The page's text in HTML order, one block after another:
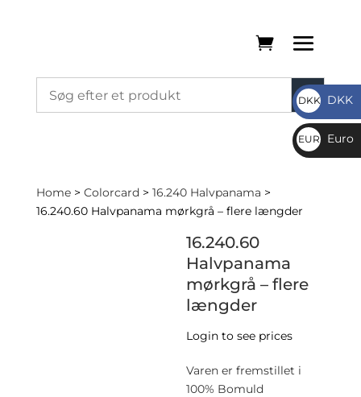
Home> Colorcard > 16.240 Halvpanama >
16.240.60 Halvpanama mørkgrå – flere længder
16.240.60
Halvpanama
mørkgrå – flere
længder
Login to see prices
Varen er fremstillet i
100% Bomuld
DKK
DKK
DKK
EUR
€
Euro